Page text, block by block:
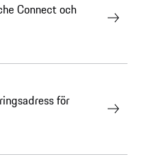
Connect och
för